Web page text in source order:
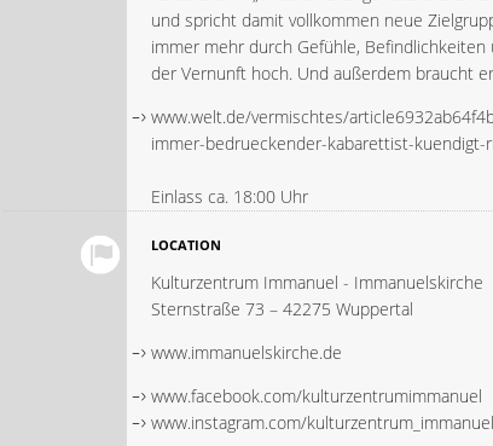
und spricht damit vollkommen neue
immer mehr durch Gefühle,
der Vernunft hoch. Und außerdem braucht
www.welt.de/vermischtes/
immer-bedrueckender-kabarettist-kuendigt-
Einlass ca. 18:00 Uhr
LOCATION
Kulturzentrum Immanuel - Immanuelskirche
Sternstraße 73 – 42275 Wuppertal
www.immanuelskirche.de
www.facebook.com/kulturzentrumimmanuel
www.instagram.com/kulturzentrum_immanuel